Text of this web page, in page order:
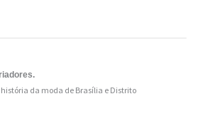
da moda de Brasília e Distrito